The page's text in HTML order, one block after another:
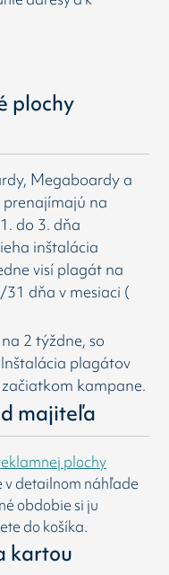
plochy
Megaboardy a
prenajímajú na
do 3. dňa
inštalácia
visí plagát na
dňa v mesiaci (
2 týždne, so
plagátov
kampane.
majiteľa
plochy
v detailnom náhľade
obdobie si ju
do košíka.
kartou